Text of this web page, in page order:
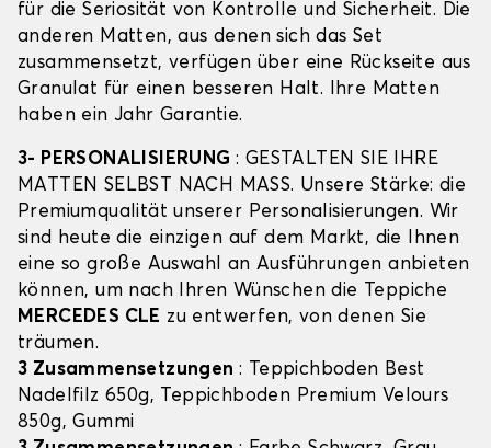
für die Seriosität von Kontrolle und Sicherheit. Die
anderen Matten, aus denen sich das Set
zusammensetzt, verfügen über eine Rückseite aus
Granulat für einen besseren Halt. Ihre Matten
haben ein Jahr Garantie.
3- PERSONALISIERUNG : GESTALTEN SIE IHRE
MATTEN SELBST NACH MASS. Unsere Stärke: die
Premiumqualität unserer Personalisierungen. Wir
sind heute die einzigen auf dem Markt, die Ihnen
eine so große Auswahl an Ausführungen anbieten
können, um nach Ihren Wünschen die Teppiche
MERCEDES CLE zu entwerfen, von denen Sie
träumen.
3 Zusammensetzungen : Teppichboden Best
Nadelfilz 650g, Teppichboden Premium Velours
850g, Gummi